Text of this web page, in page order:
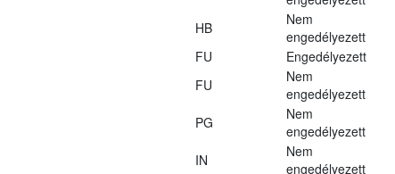
HB
Nem
engedélyezett
FU Engedélyezett
FU
Nem
engedélyezett
PG
Nem
engedélyezett
IN
Nem
engedélyezett